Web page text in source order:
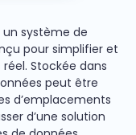
un système de
pour simplifier et
Stockée dans
peut être
d’emplacements
d’une solution